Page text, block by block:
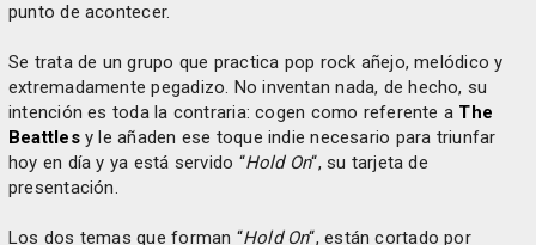
punto de acontecer.
Se trata de un grupo que practica pop rock añejo, melódico y
extremadamente pegadizo. No inventan nada, de hecho, su
intención es toda la contraria: cogen como referente a The
Beattlesy le añaden ese toque indie necesario para triunfar
hoy en día y ya está servido “Hold On“, su tarjeta de
presentación.
Los dos temas que forman “Hold On“, están cortado por